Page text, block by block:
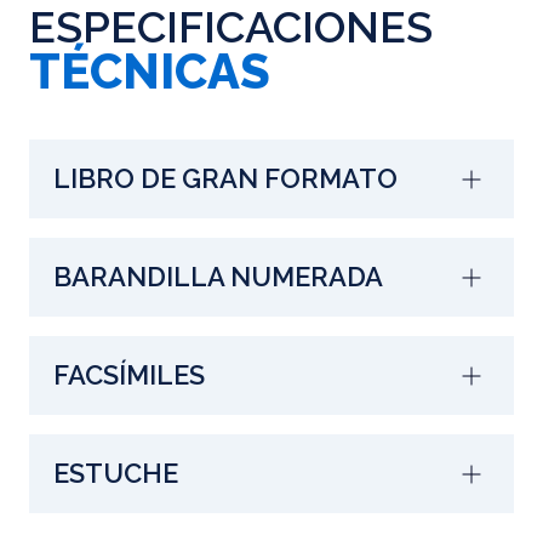
ESPECIFICACIONES
TÉCNICAS
LIBRO DE GRAN FORMATO
BARANDILLA NUMERADA
FACSÍMILES
ESTUCHE